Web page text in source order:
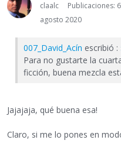
claalc
Publicaciones:
agosto 2020
007_David_Acín escribió :
Para no gustarte la
ficción, buena mezcla
Jajajaja, qué buena esa!
Claro, si me lo pones en